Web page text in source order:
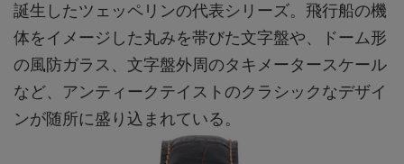
誕生したツェッペリンの代表シリーズ。飛行船の機
体をイメージした丸みを帯びた文字盤や、ドーム形
の風防ガラス、文字盤外周のタキメータースケール
など、アンティークテイストのクラシックなデザイ
ンが随所に盛り込まれている。